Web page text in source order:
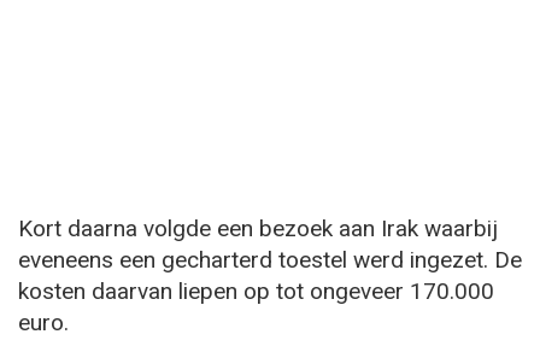
Kort daarna volgde een bezoek aan Irak waarbij
eveneens een gecharterd toestel werd ingezet. De
kosten daarvan liepen op tot ongeveer 170.000
euro.